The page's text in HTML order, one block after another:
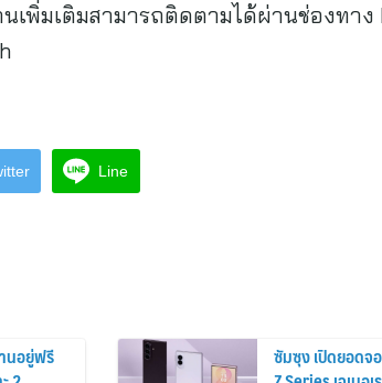
เพิ่มเติมสามารถติดตามได้ผ่านช่องทาง
Line
นอยู่ฟรี
ซัมซุง เปิดยอดจ